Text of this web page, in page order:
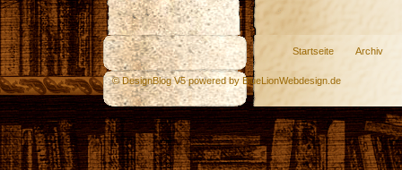
Startseite Archiv
© DesignBlog V5 powered by BlueLionWebdesign.de